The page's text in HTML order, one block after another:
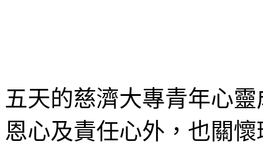
五天的慈濟大專青年心
恩心及責任心外，也關